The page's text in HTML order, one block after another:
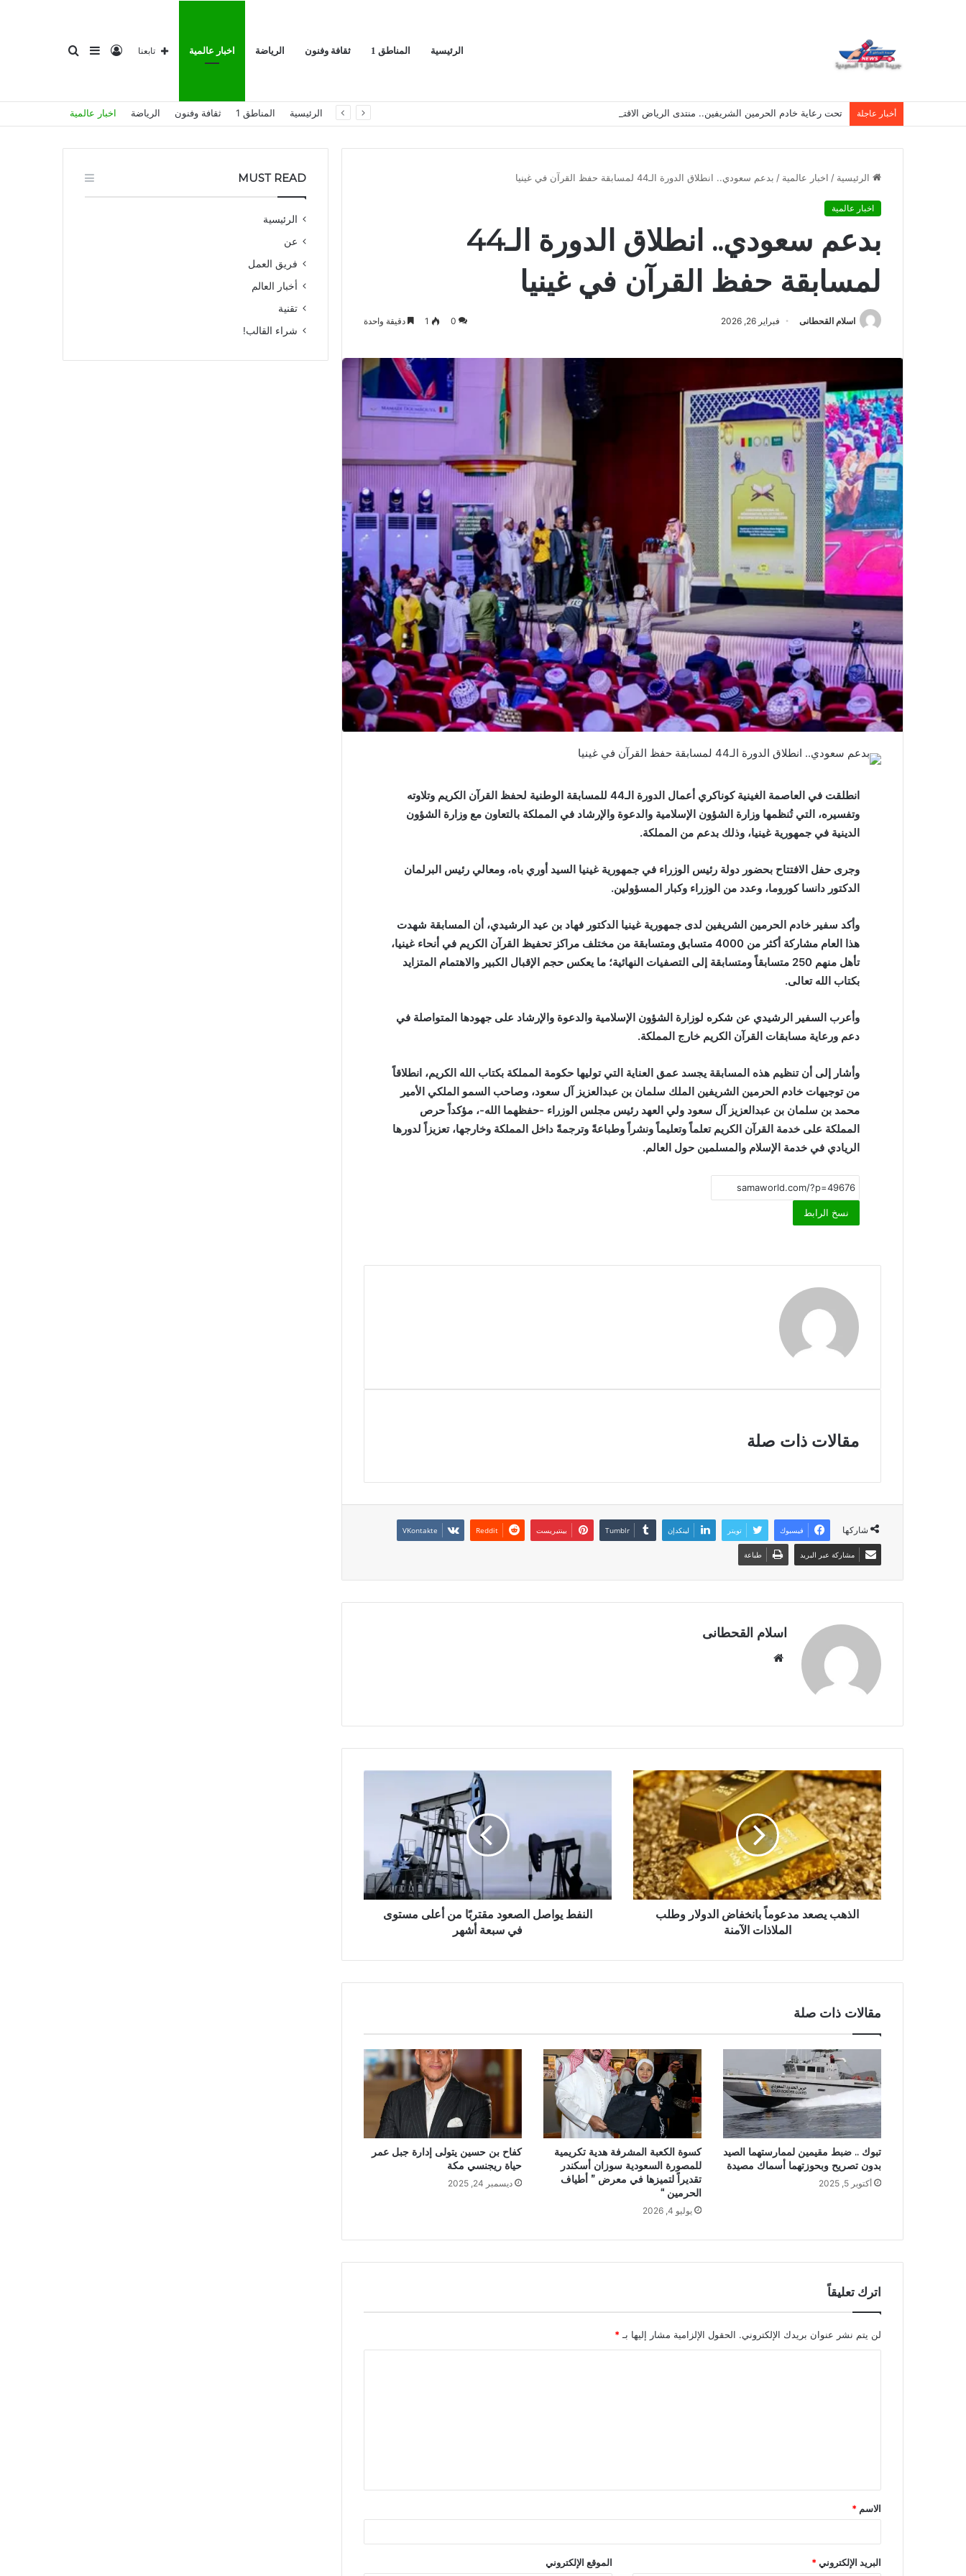
الرئيسية المناطق 1 ثقافة وفنون الرياضة اخبار عالمية
عن
إضافة
عمود
تسجيل
الدخول
تابعنا
أخبار عاجلة تحت رعاية خادم الحرمين الشريفين.. منتدى الرياض الاقتصادي يعقد دورته الـ(12) أكتوبر القادم الرئيسية المناطق 1 ثقافة وفنون الرياضة اخبار عالمية
الرئيسية / اخبار عالمية / بدعم سعودي.. انطلاق الدورة الـ44 لمسابقة حفظ القرآن في غينيا
اخبار عالمية
بدعم سعودي.. انطلاق الدورة الـ44
لمسابقة حفظ القرآن في غينيا
اسلام القحطانى فبراير 26, 2026 0
1 دقيقة واحدة
انطلقت في العاصمة الغينية كوناكري أعمال الدورة الـ44 للمسابقة الوطنية لحفظ القرآن الكريم وتلاوته
وتفسيره، التي تُنظمها وزارة الشؤون الإسلامية والدعوة والإرشاد في المملكة بالتعاون مع وزارة الشؤون
الدينية في جمهورية غينيا، وذلك بدعم من المملكة.
وجرى حفل الافتتاح بحضور دولة رئيس الوزراء في جمهورية غينيا السيد أوري باه، ومعالي رئيس البرلمان
الدكتور دانسا كوروما، وعدد من الوزراء وكبار المسؤولين.
وأكد سفير خادم الحرمين الشريفين لدى جمهورية غينيا الدكتور فهاد بن عيد الرشيدي، أن المسابقة شهدت
هذا العام مشاركة أكثر من 4000 متسابق ومتسابقة من مختلف مراكز تحفيظ القرآن الكريم في أنحاء غينيا،
تأهل منهم 250 متسابقاً ومتسابقة إلى التصفيات النهائية؛ ما يعكس حجم الإقبال الكبير والاهتمام المتزايد
بكتاب الله تعالى.
وأعرب السفير الرشيدي عن شكره لوزارة الشؤون الإسلامية والدعوة والإرشاد على جهودها المتواصلة في
دعم ورعاية مسابقات القرآن الكريم خارج المملكة.
وأشار إلى أن تنظيم هذه المسابقة يجسد عمق العناية التي توليها حكومة المملكة بكتاب الله الكريم، انطلاقاً
من توجيهات خادم الحرمين الشريفين الملك سلمان بن عبدالعزيز آل سعود، وصاحب السمو الملكي الأمير
محمد بن سلمان بن عبدالعزيز آل سعود ولي العهد رئيس مجلس الوزراء -حفظهما الله-، مؤكداً حرص
المملكة على خدمة القرآن الكريم تعلماً وتعليماً ونشراً وطباعةً وترجمةً داخل المملكة وخارجها، تعزيزاً لدورها
الريادي في خدمة الإسلام والمسلمين حول العالم.
نسخ الرابط
مقالات ذات صلة
شاركها فيسبوك تويتر لينكدإن بينتيريست
مشاركة عبر البريد طباعة
اسلام القحطانى
ا
ي
الذهب يصعد مدعوماً بانخفاض الدولار وطلب
الملاذات الآمنة
النفط يواصل الصعود مقتربًا من أعلى مستوى
في سبعة أشهر
مقالات ذات صلة
تبوك .. ضبط مقيمين لممارستهما الصيد
بدون تصريح وبحوزتهما أسماك مصيدة
أكتوبر 5, 2025
كسوة الكعبة المشرفة هدية تكريمية
للمصورة السعودية سوزان أسكندر
تقديراً لتميزها في معرض ” أطياف
الحرمين “
يوليو 4, 2026
كفاح بن حسين يتولى إدارة جبل عمر
حياة ريجنسي مكة
ديسمبر 24, 2025
اترك تعليقاً
لن يتم نشر عنوان بريدك الإلكتروني. الحقول الإلزامية مشار إليها بـ*
ق
*
الاسم *
البريد الإلكتروني* الموقع الإلكتروني
MUST READ
الرئيسية
عن
فريق العمل
أخبار العالم
تقنية
شراء القالب!